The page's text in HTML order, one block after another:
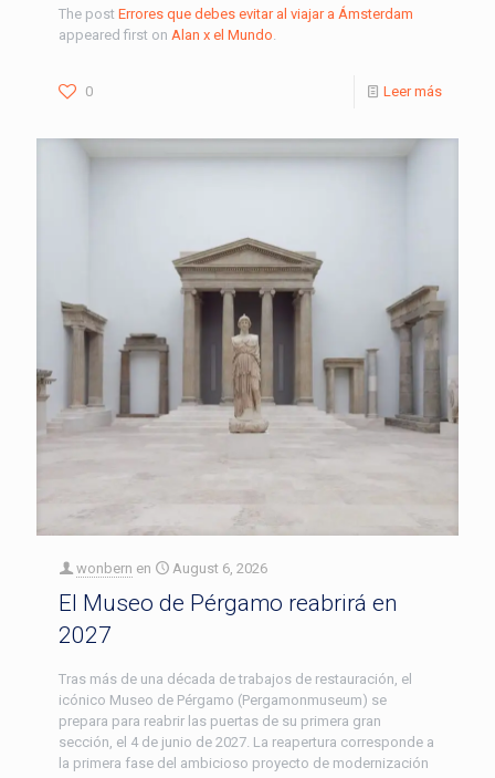
The post Errores que debes evitar al viajar a Ámsterdam
appeared first on Alan x el Mundo.
0 Leer más
wonbern en August 6, 2026
El Museo de Pérgamo reabrirá en
2027
Tras más de una década de trabajos de restauración, el
icónico Museo de Pérgamo (Pergamonmuseum) se
prepara para reabrir las puertas de su primera gran
sección, el 4 de junio de 2027. La reapertura corresponde a
la primera fase del ambicioso proyecto de modernización